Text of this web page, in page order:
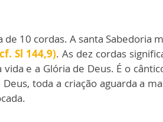
10 cordas. A santa Sabedoria
Sl 144,9). As dez cordas
e a Glória de Deus. É o
toda a criação aguarda a